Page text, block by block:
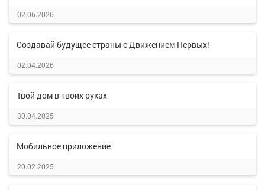
02.06.2026
Создавай будущее страны с Движением Первых!
02.04.2026
Твой дом в твоих руках
30.04.2025
Мобильное приложение
20.02.2025